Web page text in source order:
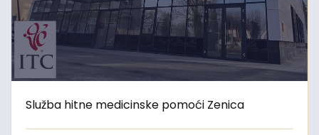
Služba hitne medicinske pomoći Zenica